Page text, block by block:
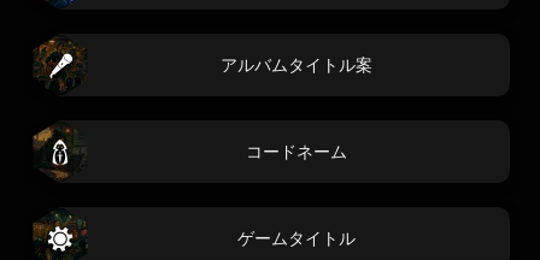
アルバムタイトル案
コードネーム
ゲームタイトル